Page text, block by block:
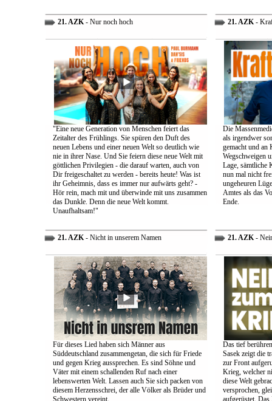
21. AZK- Nur noch hoch
"Eine neue Generation von Menschen feiert das
Zeitalter des Frühlings. Sie spüren den Duft des
neuen Lebens und einer neuen Welt so deutlich wie
nie in ihrer Nase. Und Sie feiern diese neue Welt mit
göttlichen Privilegien - die darauf warten, auch von
Dir freigeschaltet zu werden - bereits heute! Was ist
ihr Geheimnis, dass es immer nur aufwärts geht? -
Hör rein, mach mit und überwinde mit uns zusammen
das Dunkle. Denn die neue Welt kommt.
Unaufhaltsam!"
21. AZK-
Die
als irgendwer
gemacht und an
Wegschweigen
Lage, sämtliche
nun mal nicht
ungeheuren
Amtes als das
Ende.
21. AZK- Nicht in unserem Namen
Für dieses Lied haben sich Männer aus
Süddeutschland zusammengetan, die sich für Friede
und gegen Krieg aussprechen. Es sind Söhne und
Väter mit einem schallenden Ruf nach einer
lebenswerten Welt. Lassen auch Sie sich packen von
diesem Herzensschrei, der alle Völker als Brüder und
Schwestern vereint.
21. AZK-
Das tief
Sasek zeigt die
zur Front
Krieg, welcher
diese Welt
versprochen,
aufgerüstet.